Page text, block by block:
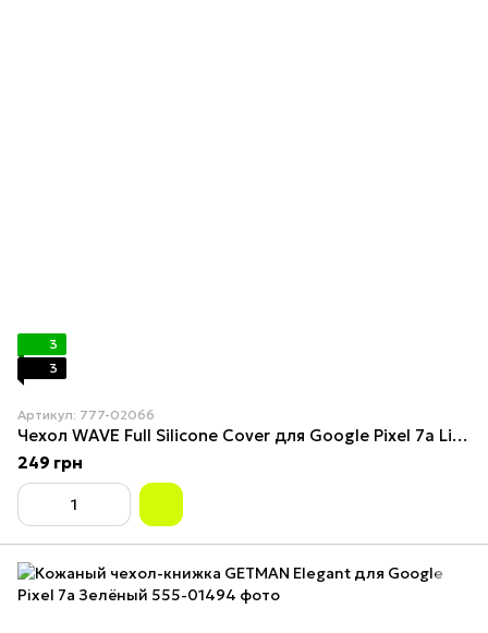
3
3
Артикул: 777-02066
Чехол WAVE Full Silicone Cover для Google Pixel 7a Light Purple
249 грн